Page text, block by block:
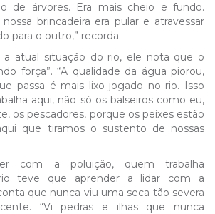
de árvores. Era mais cheio e fundo.
brincadeira era pular e atravessar
para o outro,” recorda.
a atual situação do rio, ele nota que o
força”. “A qualidade da água piorou,
passa é mais lixo jogado no rio. Isso
aqui, não só os balseiros como eu,
os pescadores, porque os peixes estão
que tiramos o sustento de nossas
com a poluição, quem trabalha
teve que aprender a lidar com a
que nunca viu uma seca tão severa
“Vi pedras e ilhas que nunca